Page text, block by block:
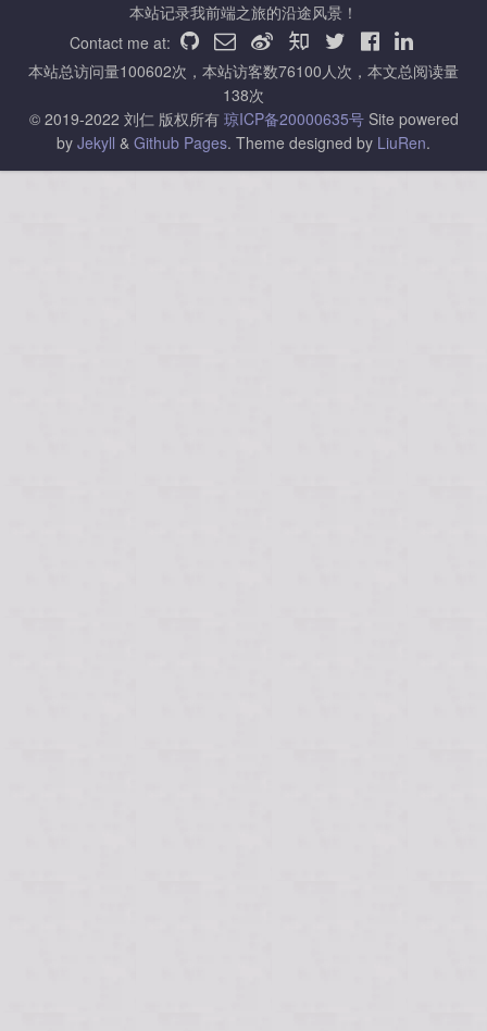
本站记录我前端之旅的沿途风景！
Contact me at:
本站总访问量100602次，本站访客数76100人次，本文总阅读量
138次
© 2019-2022 刘仁 版权所有 琼ICP备20000635号 Site powered
by Jekyll & Github Pages. Theme designed by LiuRen.